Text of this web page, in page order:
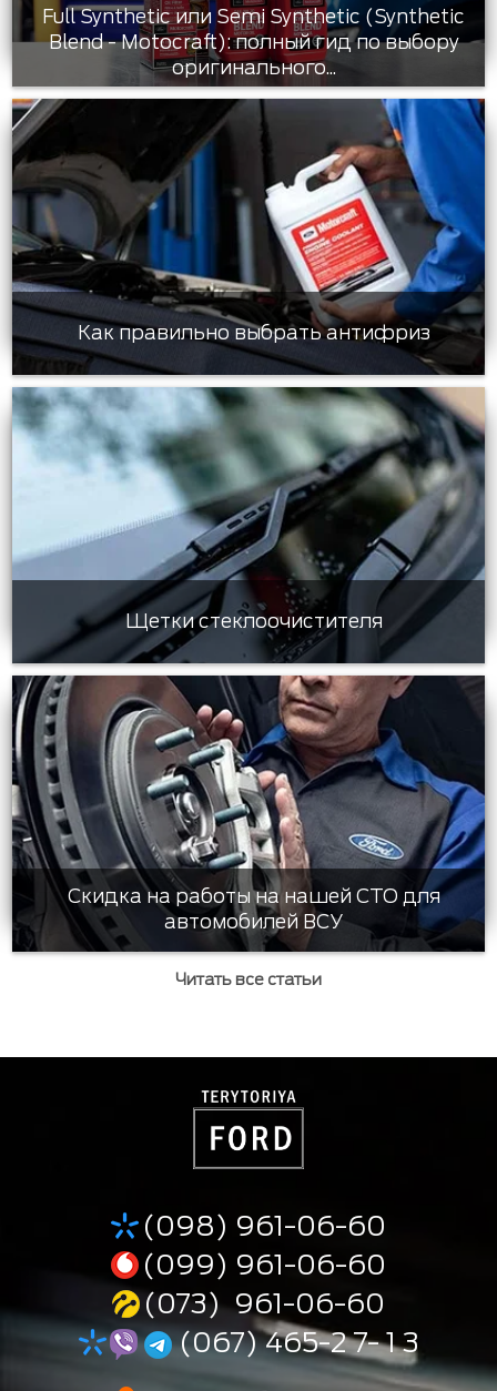
Full Synthetic или Semi Synthetic (Synthetic
Blend - Motocraft): полный гид по выбору
оригинального...
Как правильно выбрать антифриз
Щетки стеклоочистителя
Скидка на работы на нашей СТО для
автомобилей ВСУ
Читать все статьи
(098) 961-06-60
(099) 961-06-60
(073) 961-06-60
(067) 465-2 7- 1 3